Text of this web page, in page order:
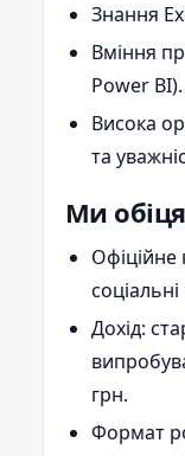
Знання
Вміння
Power BI).
Висока
та
Ми
соціальні
Дохід:
грн.
Формат